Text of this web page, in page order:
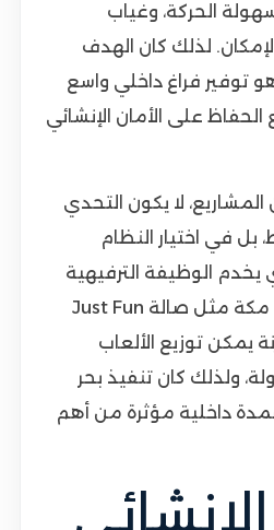
الحركة، وغياب
لذلك كان الهدف
توفير فراغ داخلي واسع
20 متر، مع الحفاظ على الأمان الإنشائي
لا يكون التحدي
في اختيار النظام
يخدم الوظيفة الترفيهية
للمكان. صالة ترفيهية مكة مثل صالة Just Fun
يمكن توزيع الألعاب
ولذلك كان تنفيذ بحر
أعمدة داخلية مؤثرة من أهم